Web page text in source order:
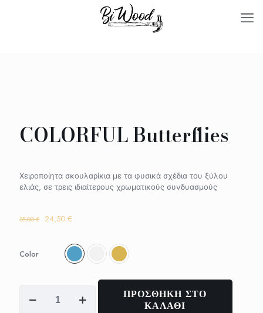
COLORFUL Butterflies
Χειροποίητα σκουλαρίκια με τα φυσικά σχέδια του ξύλου
ελιάς, σε τρεις ιδιαίτερους χρωματικούς συνδυασμούς
35,00€
Original
35,00 €.
24,50 €
είναι:
24,50 €.
Color
Butterflies
ΠΡΟΣΘΗΚΗ ΣΤΟ
ΚΑΛΑΘΙ